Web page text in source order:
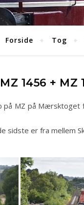
Forside Tog
MZ 1456 + MZ
MZ på
sidste er fra mellem